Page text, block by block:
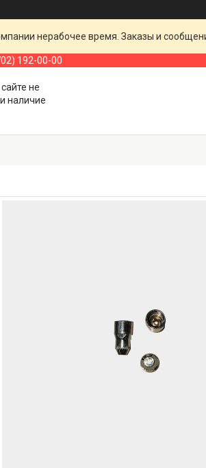
нерабочее время. Заказы и
192-00-00
не
наличие